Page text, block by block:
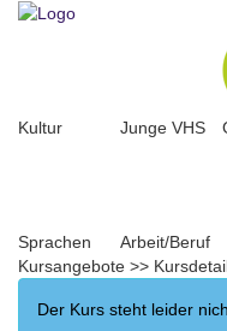
Kultur Junge VHS
Sprachen
Arbeit/Beruf
Kursangebote >>
Der Kurs steht leider